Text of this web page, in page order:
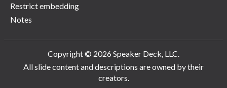
Restrict embedding
Notes
Copyright © 2026 Speaker Deck, LLC.
All slide content and descriptions are owned by their
creators.